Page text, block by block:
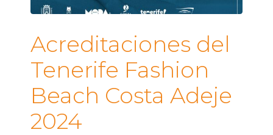
Acreditaciones del
Tenerife Fashion
Beach Costa Adeje
2024